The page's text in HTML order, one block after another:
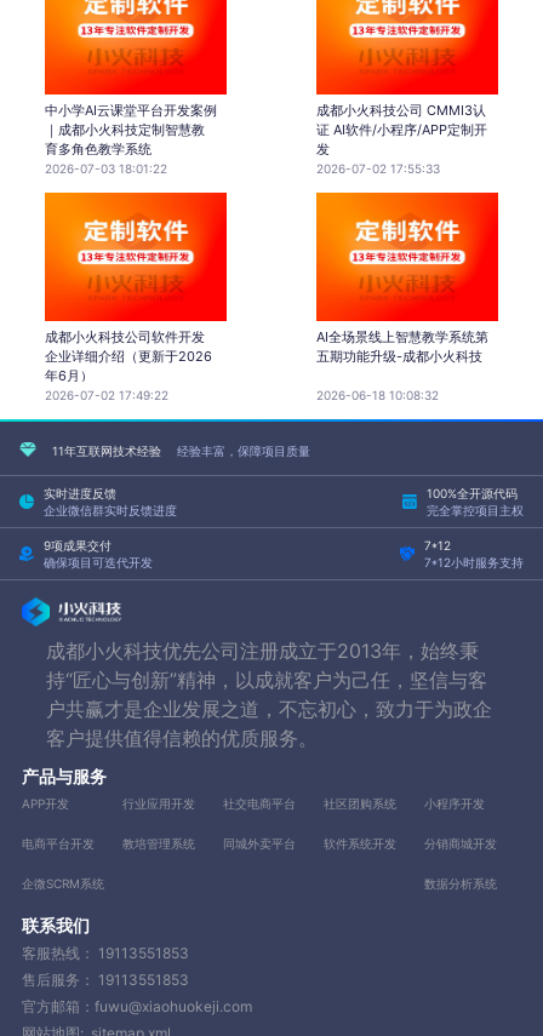
中小学AI云课堂平台开发案例
｜成都小火科技定制智慧教
育多角色教学系统
2026-07-03 18:01:22
成都小火科技公司 CMMI3认
证 AI软件/小程序/APP定制开
发
2026-07-02 17:55:33
成都小火科技公司软件开发
企业详细介绍（更新于2026
年6月）
2026-07-02 17:49:22
AI全场景线上智慧教学系统第
五期功能升级-成都小火科技
2026-06-18 10:08:32
11年互联网技术经验 经验丰富，保障项目质量
实时进度反馈
企业微信群实时反馈进度
100%全开源代码
完全掌控项目主权
9项成果交付
确保项目可迭代开发
7*12
7*12小时服务支持
成都小火科技优先公司注册成立于2013年，始终秉
持“匠心与创新”精神，以成就客户为己任，坚信与客
户共赢才是企业发展之道，不忘初心，致力于为政企
客户提供值得信赖的优质服务。
产品与服务
APP开发 行业应用开发 社交电商平台 社区团购系统 小程序开发
电商平台开发 教培管理系统 同城外卖平台 软件系统开发 分销商城开发
企微SCRM系统 数据分析系统
联系我们
客服热线： 19113551853
售后服务： 19113551853
官方邮箱：fuwu@xiaohuokeji.com